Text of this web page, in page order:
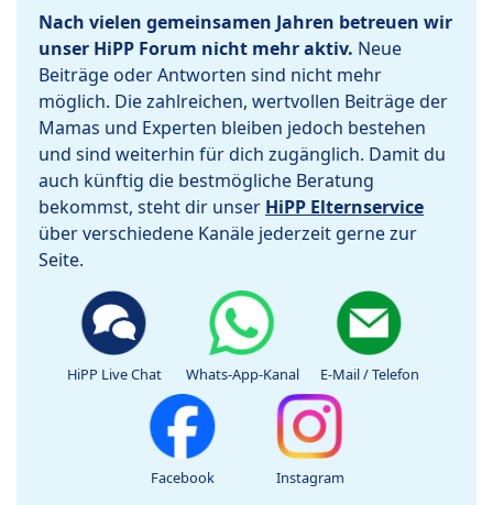
Nach vielen gemeinsamen Jahren betreuen wir
unser HiPP Forum nicht mehr aktiv. Neue
Beiträge oder Antworten sind nicht mehr
möglich. Die zahlreichen, wertvollen Beiträge der
Mamas und Experten bleiben jedoch bestehen
und sind weiterhin für dich zugänglich. Damit du
auch künftig die bestmögliche Beratung
bekommst, steht dir unser HiPP Elternservice
über verschiedene Kanäle jederzeit gerne zur
Seite.
HiPP Live Chat Whats-App-Kanal E-Mail / Telefon
Facebook Instagram